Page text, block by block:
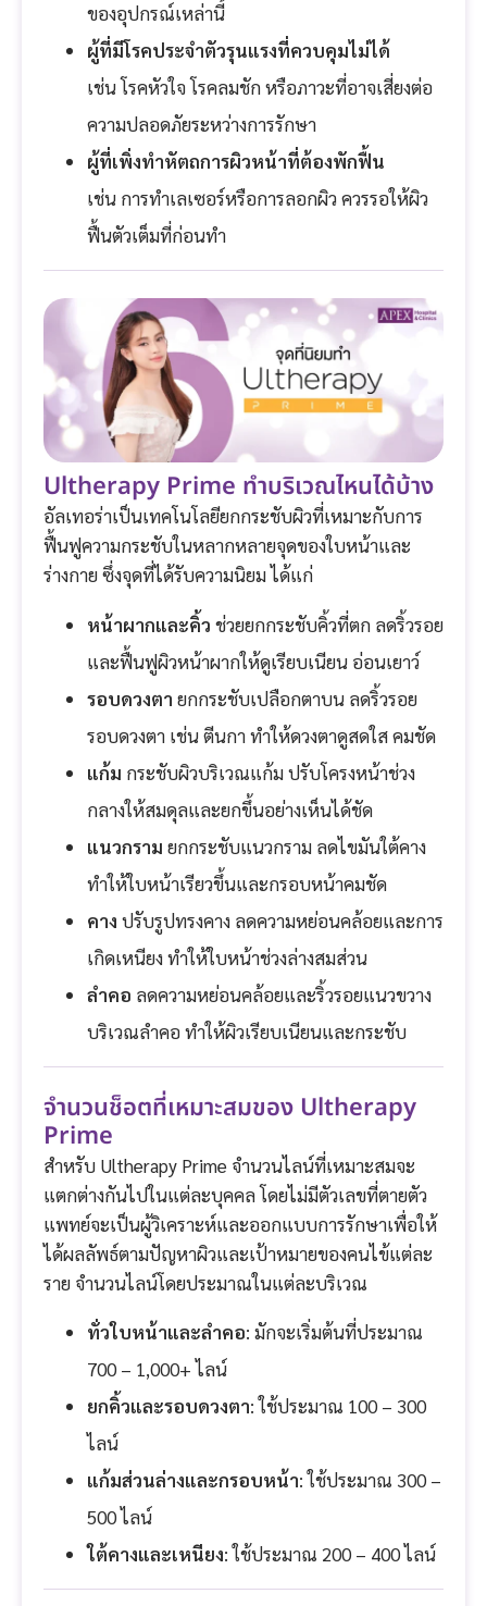
ของอุปกรณ์เหล่านี้
ผู้ที่มีโรคประจำตัวรุนแรงที่ควบคุมไม่ได้
เช่น โรคหัวใจ โรคลมชัก หรือภาวะที่อาจเสี่ยงต่อ
ความปลอดภัยระหว่างการรักษา
ผู้ที่เพิ่งทำหัตถการผิวหน้าที่ต้องพักฟื้น
เช่น การทำเลเซอร์หรือการลอกผิว ควรรอให้ผิว
ฟื้นตัวเต็มที่ก่อนทำ
Ultherapy Prime ทำบริเวณไหนได้บ้าง
อัลเทอร่าเป็นเทคโนโลยียกกระชับผิวที่เหมาะกับการ
ฟื้นฟูความกระชับในหลากหลายจุดของใบหน้าและ
ร่างกาย ซึ่งจุดที่ได้รับความนิยม ได้แก่
หน้าผากและคิ้ว ช่วยยกกระชับคิ้วที่ตก ลดริ้วรอย
และฟื้นฟูผิวหน้าผากให้ดูเรียบเนียน อ่อนเยาว์
รอบดวงตา ยกกระชับเปลือกตาบน ลดริ้วรอย
รอบดวงตา เช่น ตีนกา ทำให้ดวงตาดูสดใส คมชัด
แก้ม กระชับผิวบริเวณแก้ม ปรับโครงหน้าช่วง
กลางให้สมดุลและยกขึ้นอย่างเห็นได้ชัด
แนวกราม ยกกระชับแนวกราม ลดไขมันใต้คาง
ทำให้ใบหน้าเรียวขึ้นและกรอบหน้าคมชัด
คาง ปรับรูปทรงคาง ลดความหย่อนคล้อยและการ
เกิดเหนียง ทำให้ใบหน้าช่วงล่างสมส่วน
ลำคอ ลดความหย่อนคล้อยและริ้วรอยแนวขวาง
บริเวณลำคอ ทำให้ผิวเรียบเนียนและกระชับ
จำนวนช็อตที่เหมาะสมของ Ultherapy
Prime
สำหรับ Ultherapy Prime จำนวนไลน์ที่เหมาะสมจะ
แตกต่างกันไปในแต่ละบุคคล โดยไม่มีตัวเลขที่ตายตัว
แพทย์จะเป็นผู้วิเคราะห์และออกแบบการรักษาเพื่อให้
ได้ผลลัพธ์ตามปัญหาผิวและเป้าหมายของคนไข้แต่ละ
ราย จำนวนไลน์โดยประมาณในแต่ละบริเวณ
ทั่วใบหน้าและลำคอ: มักจะเริ่มต้นที่ประมาณ
700 – 1,000+ ไลน์
ยกคิ้วและรอบดวงตา: ใช้ประมาณ 100 – 300
ไลน์
แก้มส่วนล่างและกรอบหน้า: ใช้ประมาณ 300 –
500 ไลน์
ใต้คางและเหนียง: ใช้ประมาณ 200 – 400 ไลน์